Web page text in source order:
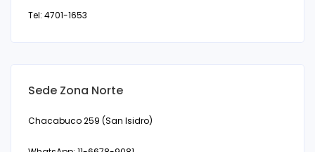
Tel: 4701-1653
Sede Zona Norte
Chacabuco 259 (San Isidro)